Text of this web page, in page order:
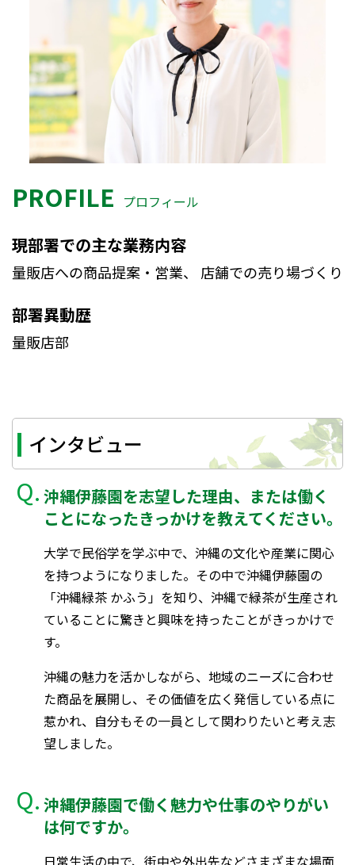
PROFILE プロフィール
現部署での主な業務内容
量販店への商品提案・営業、 店舗での売り場づくり
部署異動歴
量販店部
インタビュー
沖縄伊藤園を志望した理由、または働く
ことになったきっかけを教えてください。
大学で民俗学を学ぶ中で、沖縄の文化や産業に関心
を持つようになりました。その中で沖縄伊藤園の
「沖縄緑茶 かふう」を知り、沖縄で緑茶が生産され
ていることに驚きと興味を持ったことがきっかけで
す。
沖縄の魅力を活かしながら、地域のニーズに合わせ
た商品を展開し、その価値を広く発信している点に
惹かれ、自分もその一員として関わりたいと考え志
望しました。
沖縄伊藤園で働く魅力や仕事のやりがい
は何ですか。
日常生活の中で、街中や外出先などさまざまな場面